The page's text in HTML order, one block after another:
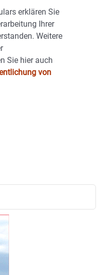
erklären Sie
Ihrer
Weitere
Sie hier auch
von